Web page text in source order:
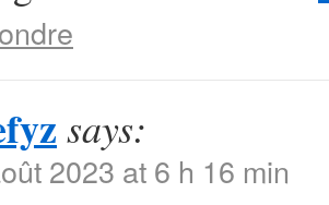
says:
2023 at 6 h 16 min